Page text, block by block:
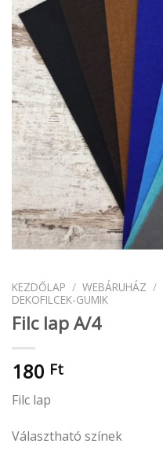
KEZDŐLAP / WEBÁRUHÁZ /
DEKOFILCEK-GUMIK
Filc lap A/4
180 Ft
Filc lap
Választható színek